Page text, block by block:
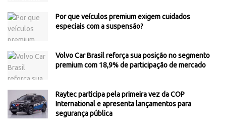
Por que veículos premium exigem cuidados
especiais com a suspensão?
Volvo Car Brasil reforça sua posição no segmento
premium com 18,9% de participação de mercado
Raytec participa pela primeira vez da COP
International e apresenta lançamentos para
segurança pública